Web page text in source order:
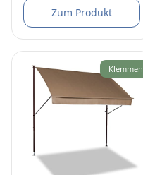
Zum Produkt
Klemmen